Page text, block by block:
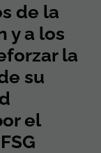
de la
y a los
la
su
el